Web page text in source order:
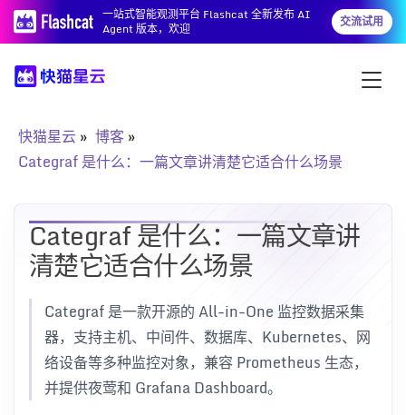
一站式智能观测平台 Flashcat 全新发布 AI
Agent 版本，欢迎
交流试用
快猫星云
博客
Categraf 是什么：一篇文章讲清楚它适合什么场景
Categraf 是什么：一篇文章讲
清楚它适合什么场景
Categraf 是一款开源的 All-in-One 监控数据采集
器，支持主机、中间件、数据库、Kubernetes、网
络设备等多种监控对象，兼容 Prometheus 生态，
并提供夜莺和 Grafana Dashboard。